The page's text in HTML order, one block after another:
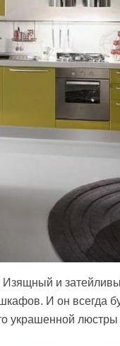
и
И он всегда
украшенной люстры